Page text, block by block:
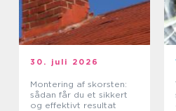
30. juli 2026
Montering af skorsten:
sådan får du et sikkert
og effektivt resultat